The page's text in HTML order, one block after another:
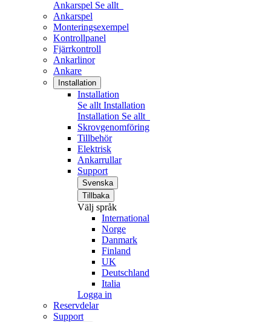
Ankarspel Se allt
Ankarspel
Monteringsexempel
Kontrollpanel
Fjärrkontroll
Ankarlinor
Ankare
Installation
Installation
Se allt Installation
Installation Se allt
Skrovgenomföring
Tillbehör
Elektrisk
Ankarrullar
Support
Svenska
Tillbaka
Välj språk
International
Norge
Danmark
Finland
UK
Deutschland
Italia
Logga in
Reservdelar
Support